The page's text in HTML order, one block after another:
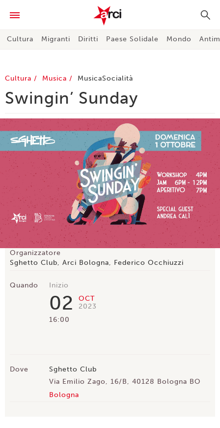
Cultura Migranti Diritti Paese Solidale Mondo
Cultura Musica MusicaSocialità
Swingin’ Sunday
Organizzatore
Sghetto Club, Arci Bologna, Federico Occhiuzzi
Quando Inizio
02
OCT
2023
16:00
Dove
Sghetto Club
Via Emilio Zago, 16/B, 40128 Bologna BO
Bologna